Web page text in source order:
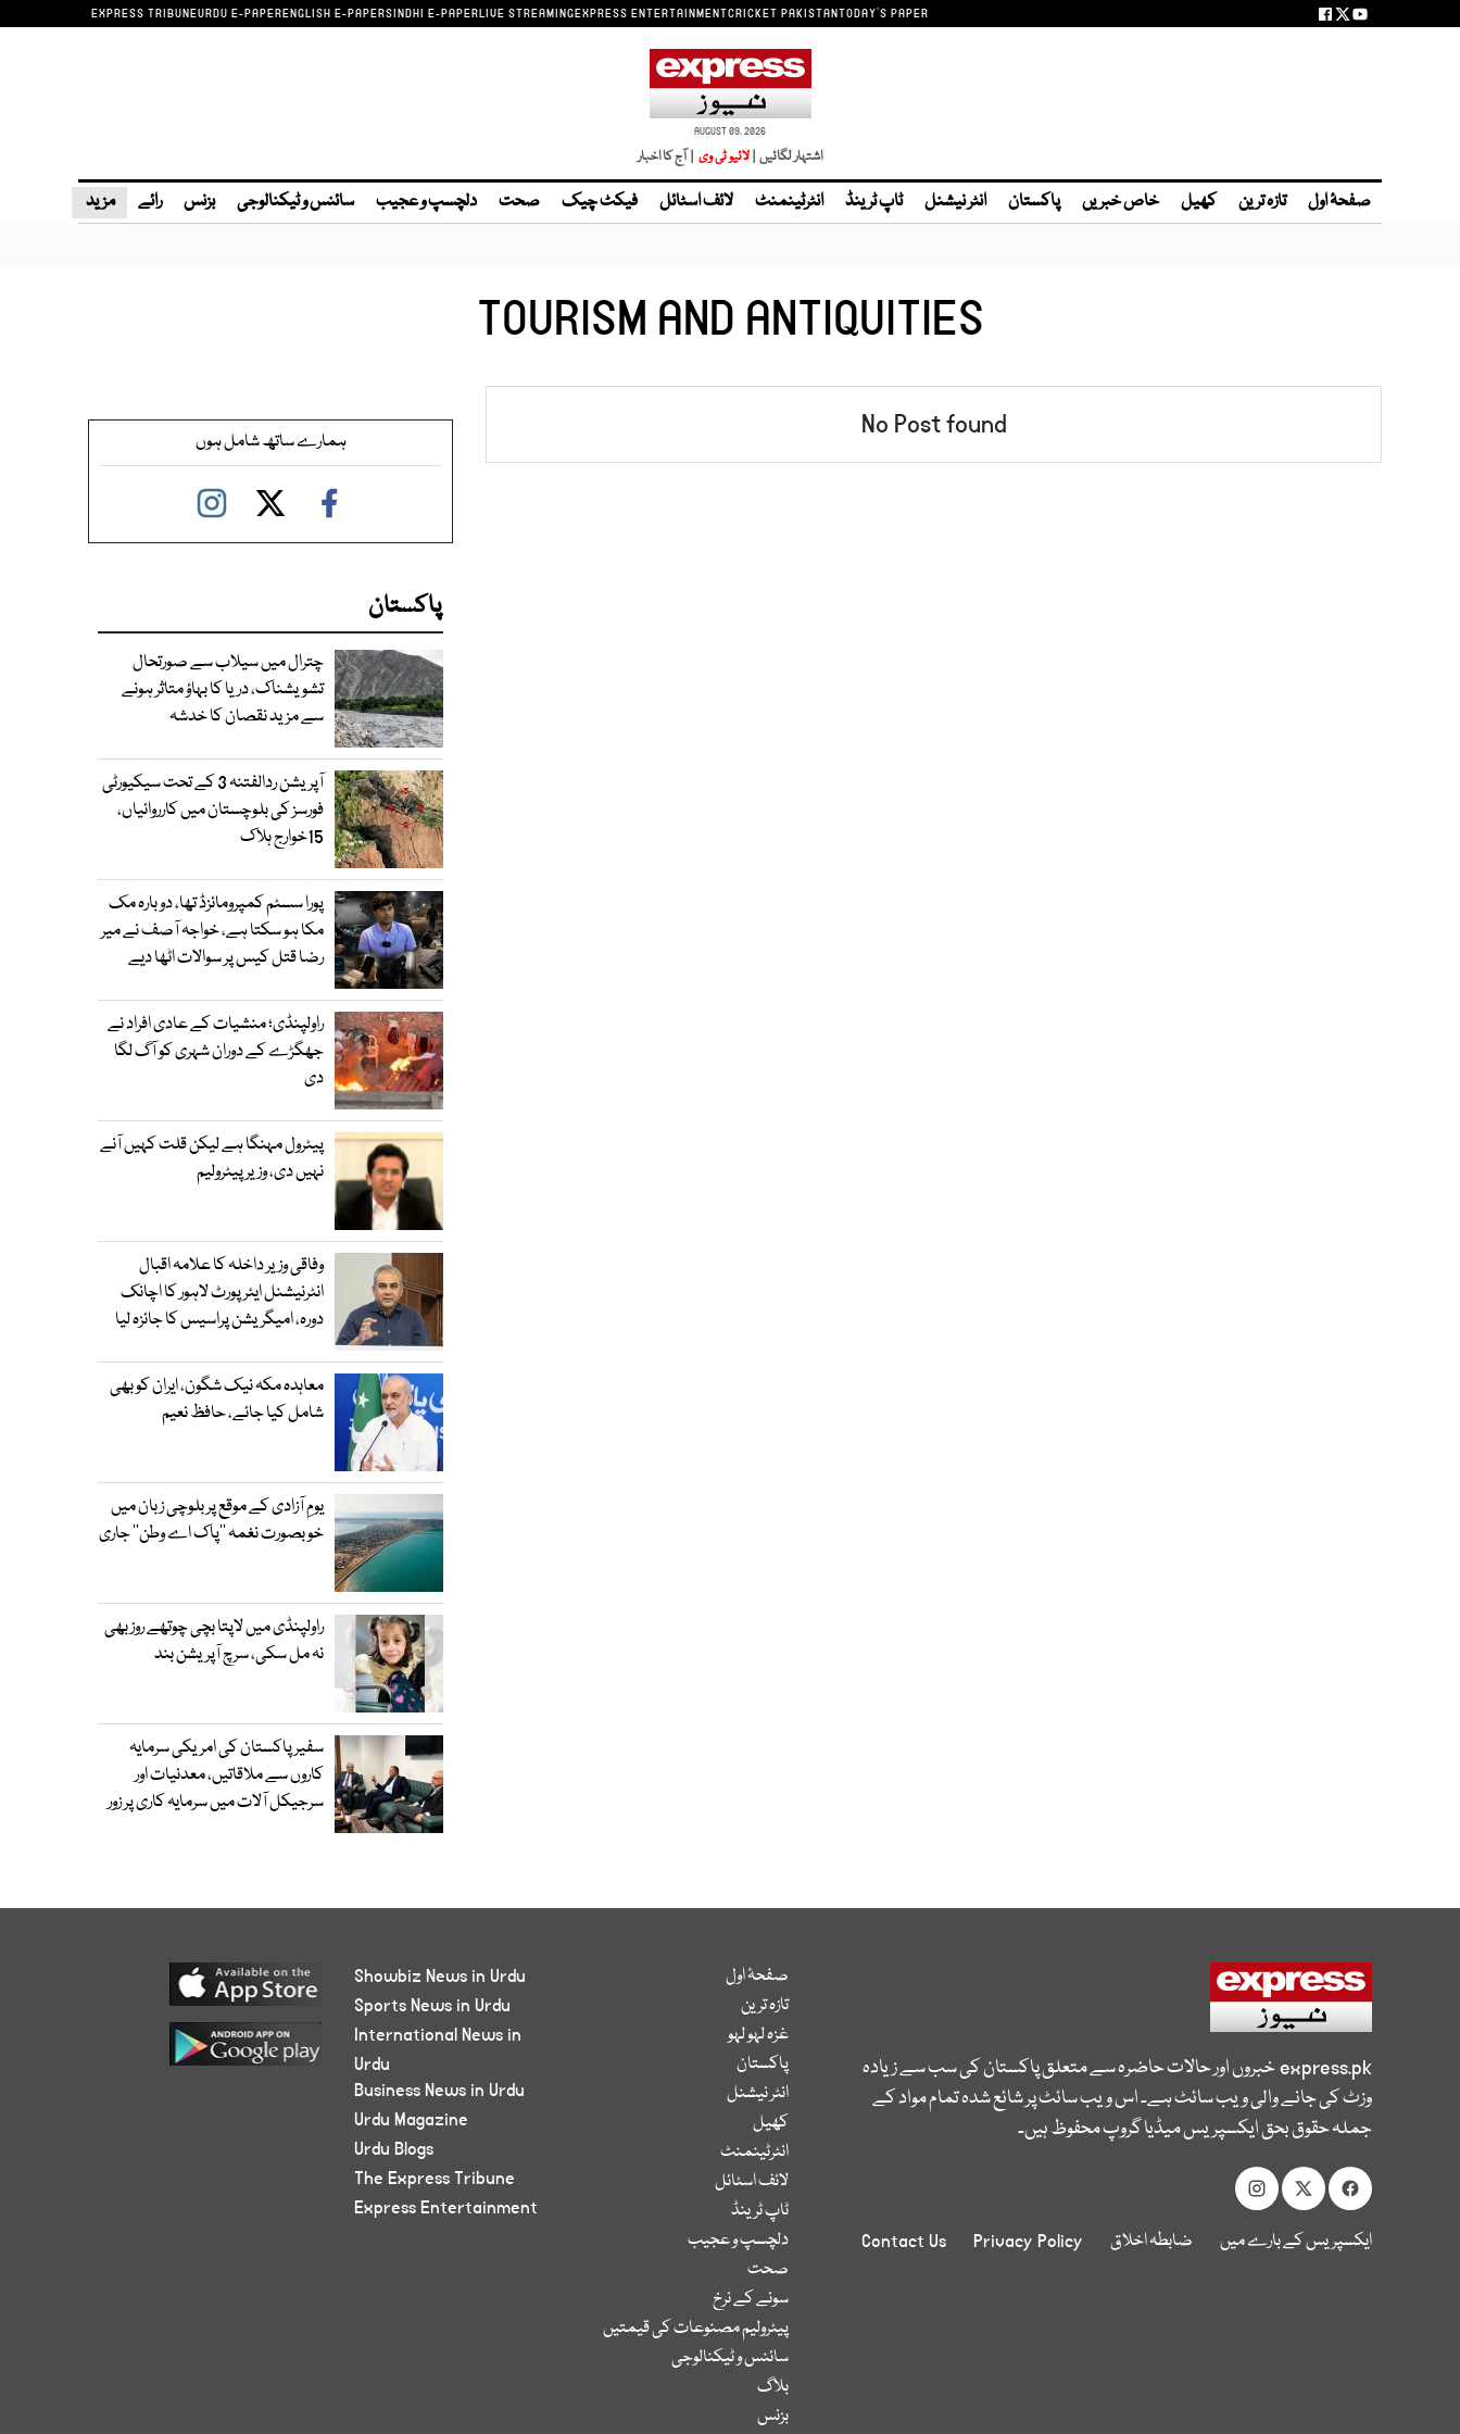
EXPRESS TRIBUNEURDU E-PAPERENGLISH E-PAPERSINDHI E-PAPERLIVE STREAMINGEXPRESS ENTERTAINMENTCRICKET PAKISTANTODAY'S PAPER
AUGUST 09, 2026
اشتہار لگائیں |لائیو ٹی وی | آج کا اخبار
صفحۂ اول تازہ ترین کھیل خاص خبریں پاکستان انٹر نیشنل ٹاپ ٹرینڈ انٹرٹینمنٹ لائف اسٹائل فیکٹ چیک صحت دلچسپ و عجیب سائنس و ٹیکنالوجی بزنس رائے مزید
TOURISM AND ANTIQUITIES
No Post found ہمارے ساتھ شامل ہوں
پاکستان
چترال میں سیلاب سے صورتحال
تشویشناک، دریا کا بہاؤ متاثر ہونے
سے مزید نقصان کا خدشہ
آپریشن ردالفتنہ 3 کے تحت سیکیورٹی
فورسز کی بلوچستان میں کارروائیاں،
15خوارج ہلاک
پورا سسٹم کمپرومائزڈ تھا، دوبارہ مک
مکا ہو سکتا ہے، خواجہ آصف نے میر
رضا قتل کیس پر سوالات اٹھا دیے
راولپنڈی؛ منشیات کے عادی افراد نے
جھگڑے کے دوران شہری کو آگ لگا
دی
پیٹرول مہنگا ہے لیکن قلت کہیں آنے
نہیں دی، وزیر پیٹرولیم
وفاقی وزیر داخلہ کا علامہ اقبال
انٹرنیشنل ایئرپورٹ لاہور کا اچانک
دورہ، امیگریشن پراسیس کا جائزہ لیا
معاہدہ مکہ نیک شگون، ایران کو بھی
شامل کیا جائے، حافظ نعیم
یومِ آزادی کے موقع پر بلوچی زبان میں
خوبصورت نغمہ ’’پاک اے وطن‘‘ جاری
راولپنڈی میں لاپتا بچی چوتھے روز بھی
نہ مل سکی، سرچ آپریشن بند
سفیر پاکستان کی امریکی سرمایہ
کاروں سے ملاقاتیں، معدنیات اور
سرجیکل آلات میں سرمایہ کاری پر زور
express.pkخبروں اور حالات حاضرہ سے متعلق پاکستان کی سب سے زیادہ
وزٹ کی جانے والی ویب سائٹ ہے۔ اس ویب سائٹ پر شائع شدہ تمام مواد کے
جملہ حقوق بحق ایکسپریس میڈیا گروپ محفوظ ہیں۔
ایکسپریس کے بارے میں ضابطہ اخلاق Privacy Policy
Contact Us
صفحۂ اول
تازہ ترین
غزہ لہو لہو
پاکستان
انٹر نیشنل
کھیل
انٹرٹینمنٹ
لائف اسٹائل
ٹاپ ٹرینڈ
دلچسپ و عجیب
صحت
سونے کے نرخ
پیٹرولیم مصنوعات کی قیمتیں
سائنس و ٹیکنالوجی
بلاگ
بزنس
Showbiz News in Urdu
Sports News in Urdu
International News in
Urdu
Business News in Urdu
Urdu Magazine
Urdu Blogs
The Express Tribune
Express Entertainment